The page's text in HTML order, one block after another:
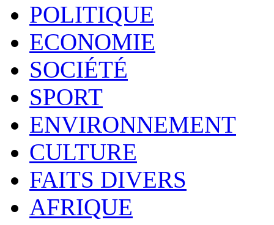
POLITIQUE
ECONOMIE
SOCIÉTÉ
SPORT
ENVIRONNEMENT
CULTURE
FAITS DIVERS
AFRIQUE